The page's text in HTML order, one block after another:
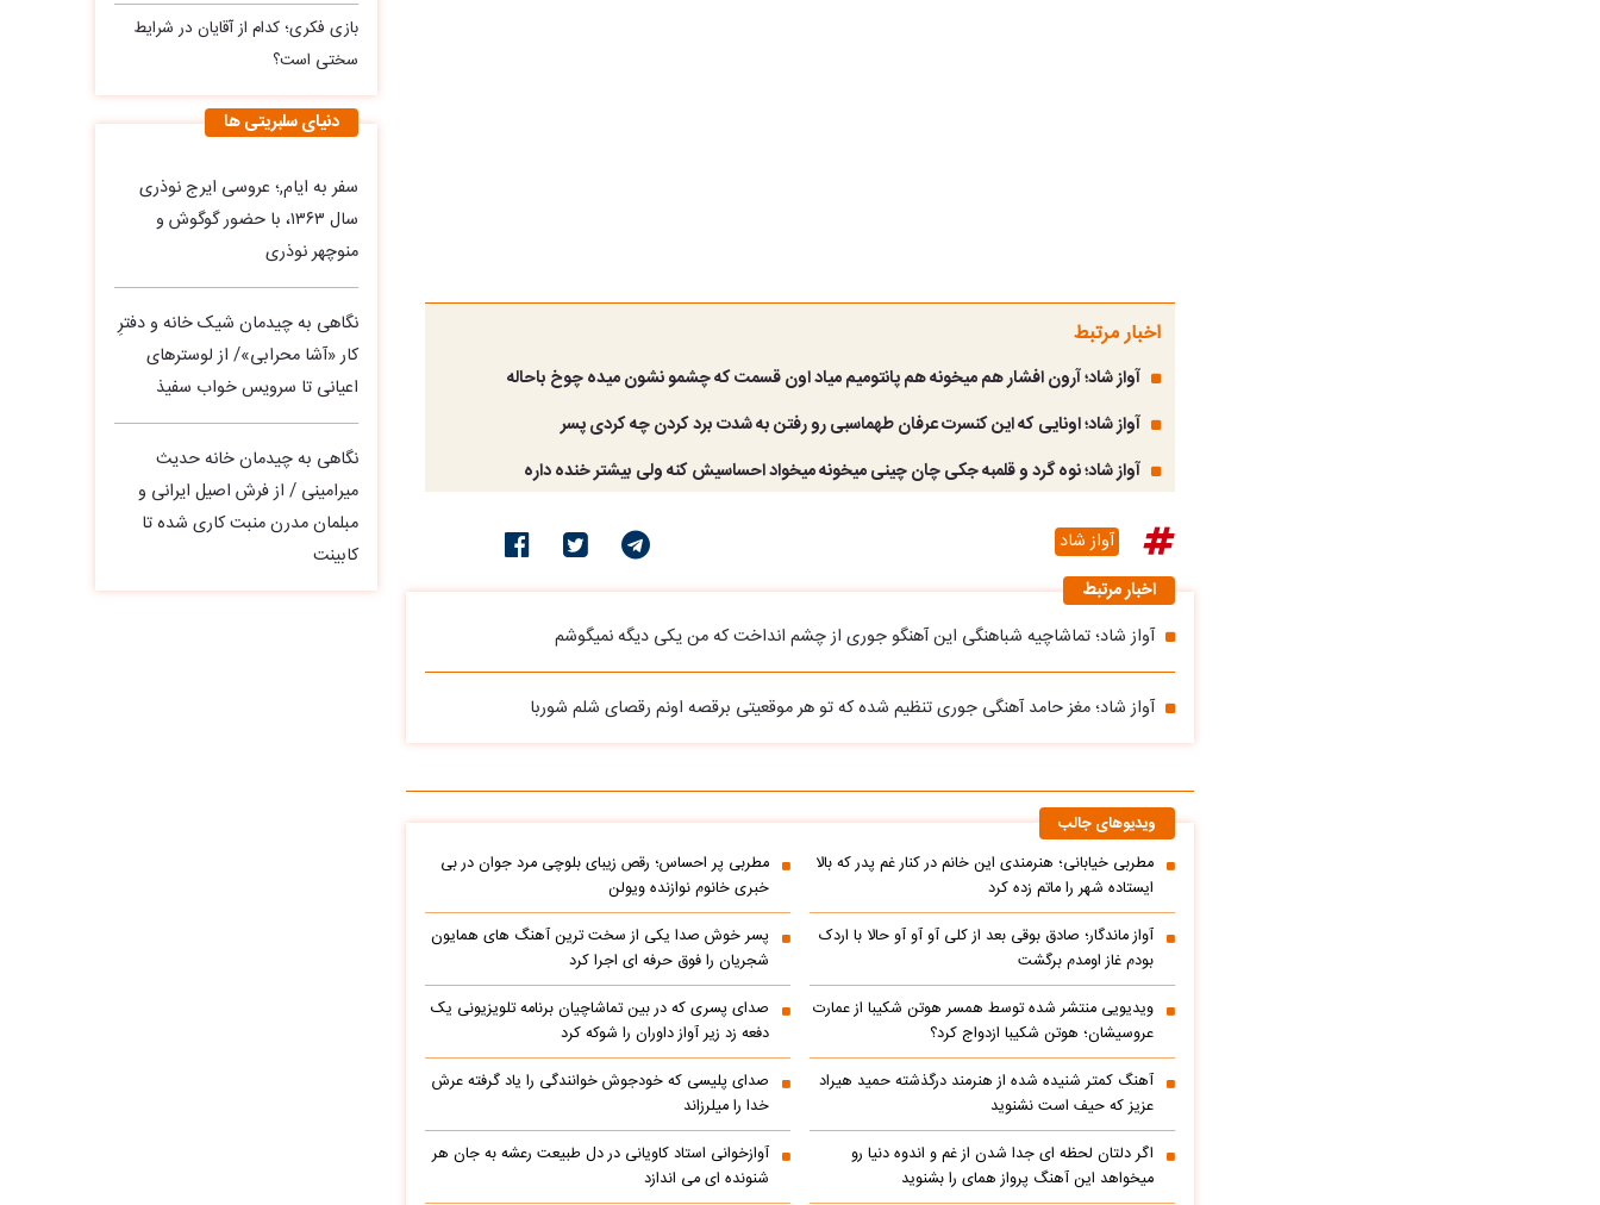
اخبار مرتبط
آواز شاد؛ آرون افشار هم میخونه هم پانتومیم میاد اون قسمت که چشمو نشون میده چوخ باحاله
آواز شاد؛ اونایی که این کنسرت عرفان طهماسبی رو رفتن به شدت برد کردن چه کردی پسر
آواز شاد؛ نوه گرد و قلمبه جکی چان چینی میخونه میخواد احساسیش کنه ولی بیشتر خنده داره
آواز شاد
اخبار مرتبط
آواز شاد؛ تماشاچیه شباهنگی این آهنگو جوری از چشم انداخت که من یکی دیگه نمیگوشم
آواز شاد؛ مغز حامد آهنگی جوری تنظیم شده که تو هر موقعیتی برقصه اونم رقصای شلم شوربا
ویدیوهای جالب
مطربی خیابانی؛ هنرمندی این خانم در کنار غم پدر که بالا
ایستاده شهر را ماتم زده کرد
مطربی پر احساس؛ رقص زیبای بلوچی مرد جوان در بی
خبری خانوم نوازنده ویولن
آواز ماندگار؛ صادق بوقی بعد از کلی آو آو آو حالا با اردک
بودم غاز اومدم برگشت
پسر خوش صدا یکی از سخت ترین آهنگ های همایون
شجریان را فوق حرفه ای اجرا کرد
ویدیویی منتشر شده توسط همسر هوتن شکیبا از عمارت
عروسیشان؛ هوتن شکیبا ازدواج کرد؟
صدای پسری که در بین تماشاچیان برنامه تلویزیونی یک
دفعه زد زیر آواز داوران را شوکه کرد
آهنگ کمتر شنیده شده از هنرمند درگذشته حمید هیراد
عزیز که حیف است نشنوید
صدای پلیسی که خودجوش خوانندگی را یاد گرفته عرش
خدا را میلرزاند
اگر دلتان لحظه ای جدا شدن از غم و اندوه دنیا رو
میخواهد این آهنگ پرواز همای را بشنوید
آوازخوانی استاد کاویانی در دل طبیعت رعشه به جان هر
شنونده ای می اندازد
بازی فکری؛ کدام از آقایان در شرایط
سختی است؟
دنیای سلبریتی ها
سفر به ایام,؛ عروسی ایرج نوذری
سال ۱۳۶۳، با حضور گوگوش و
منوچهر نوذری
نگاهی به چیدمان شیک خانه و دفترِ
کار «آشا محرابی»/ از لوسترهای
اعیانی تا سرویس خواب سفیذ
نگاهی به چیدمان خانه حدیث
میرامینی / از فرش اصیل ایرانی و
مبلمان مدرن منبت‌ کاری‌ شده تا
کابینت